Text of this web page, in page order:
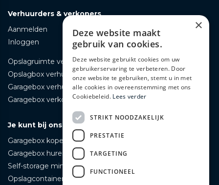
Verhuurders & verkopers
Aanmelden
Inloggen
Opslagruimte verhuren
Opslagbox verhuren
Garagebox verhuren
Garagebox verkopen
Je kunt bij ons terecht voor
Garagebox kopen
Garagebox huren
Self-storage mini opslag huren
Opslagcontainer huren
×
Deze website maakt
gebruik van cookies.
Deze website gebruikt cookies om uw
gebruikerservaring te verbeteren. Door
onze website te gebruiken, stemt u in met
alle cookies in overeenstemming met ons
Cookiebeleid. Lees verder
STRIKT NOODZAKELIJK
PRESTATIE
TARGETING
FUNCTIONEEL